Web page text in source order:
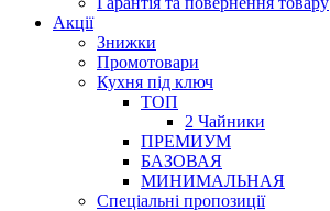
Акції
Знижки
Промотовари
Кухня під ключ
ТОП
2 Чайники
ПРЕМИУМ
БАЗОВАЯ
МИНИМАЛЬНАЯ
Спеціальні пропозиції